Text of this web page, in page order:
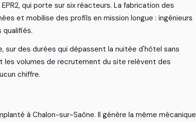
EPR2, qui porte sur six réacteurs. La fabrication des
ées et mobilise des profls en mission longue : ingénieurs
qualifés.
, sur des durées qui dépassent la nuitée d'hôtel sans
t les volumes de recrutement du site relèvent des
ucun chiffre.
planté à Chalon-sur-Saône. Il génère la même mécanique